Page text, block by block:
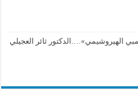
الهيروشيمي»….الدكتور ثائر العجيلي